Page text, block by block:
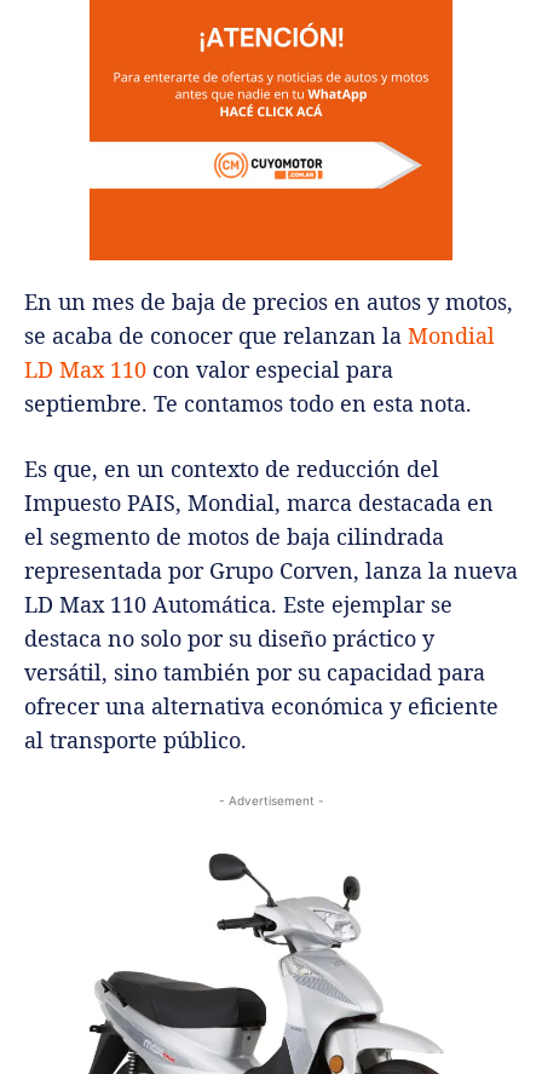
En un mes de baja de precios en autos y motos,
se acaba de conocer que relanzan la Mondial
LD Max 110 con valor especial para
septiembre. Te contamos todo en esta nota.
Es que, en un contexto de reducción del
Impuesto PAIS, Mondial, marca destacada en
el segmento de motos de baja cilindrada
representada por Grupo Corven, lanza la nueva
LD Max 110 Automática. Este ejemplar se
destaca no solo por su diseño práctico y
versátil, sino también por su capacidad para
ofrecer una alternativa económica y eficiente
al transporte público.
- Advertisement -